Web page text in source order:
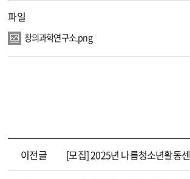
파일
창의과학연구소.png
이전글